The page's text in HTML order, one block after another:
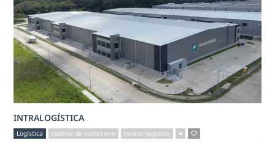
INTRALOGÍSTICA
Logística cadena de suministro centro logístico